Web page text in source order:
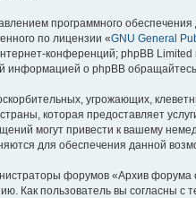
программного
по лицензии «GNU General
конференций; phpBB
информацией о phpBB
угрожающих,
которая предоставляет
могут привести к вашему
для обеспечения данной
форумов «Архив
Как пользователь вы согласны